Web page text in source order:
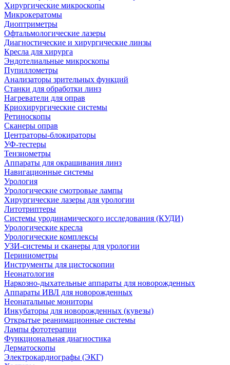
Хирургические микроскопы
Микрокератомы
Диоптриметры
Офтальмологические лазеры
Диагностические и хирургические линзы
Кресла для хирурга
Эндотелиальные микроскопы
Пупиллометры
Анализаторы зрительных функций
Станки для обработки линз
Нагреватели для оправ
Криохирургические системы
Ретиноскопы
Сканеры оправ
Центраторы-блокираторы
УФ-тестеры
Тензиометры
Аппараты для окрашивания линз
Навигационные системы
Урология
Урологические смотровые лампы
Хирургические лазеры для урологии
Литотриптеры
Системы уродинамического исследования (КУДИ)
Урологические кресла
Урологические комплексы
УЗИ-системы и сканеры для урологии
Периниометры
Инструменты для цистоскопии
Неонатология
Наркозно-дыхательные аппараты для новорожденных
Аппараты ИВЛ для новорожденных
Неонатальные мониторы
Инкубаторы для новорожденных (кувезы)
Открытые реанимационные системы
Лампы фототерапии
Функциональная диагностика
Дерматоскопы
Электрокардиографы (ЭКГ)